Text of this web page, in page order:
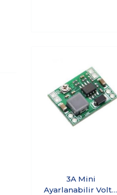
3A Mini
Ayarlanabilir Voltaj